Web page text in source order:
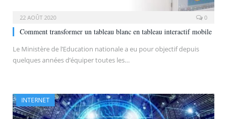
22 AOÛT 2020 0
Comment transformer un tableau blanc en tableau interactif mobile
Le Ministère de l’Education nationale a eu pour objectif depuis
quelques années d’équiper toutes les…
INTERNET